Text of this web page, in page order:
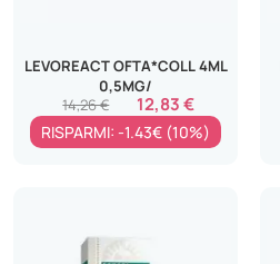
LEVOREACT OFTA*COLL 4ML
0,5MG/
12,83 €
14,26 €
RISPARMI: -1.43€ (10%)